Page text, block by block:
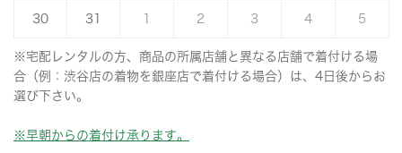
30 31 1 2 3 4 5
※宅配レンタルの方、商品の所属店舗と異なる店舗で着付ける場
合（例：渋谷店の着物を銀座店で着付ける場合）は、4日後からお
選び下さい。
※早朝からの着付け承ります。